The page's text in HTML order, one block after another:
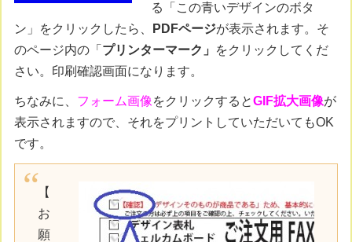
る「この青いデザインのボタ
ン」をクリックしたら、
PDFページが表示されます。そ
のページ内の「 プリンターマーク」
をクリックしてくだ
さい。印刷確認画面になります。
ちなみに、 フォーム画像をクリックするとGIF拡大画像が
表示されますので、それをプリントしていただいてもOK
です。
【
お
願